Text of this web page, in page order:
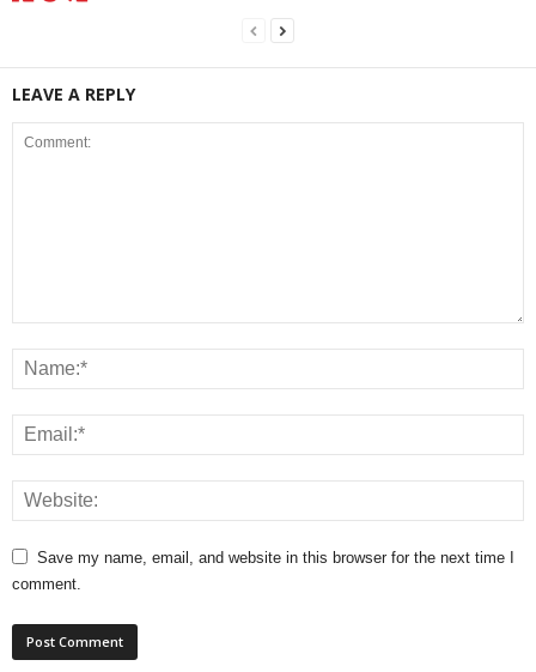
LEAVE A REPLY
Save my name, email, and website in this browser for the next time I
comment.